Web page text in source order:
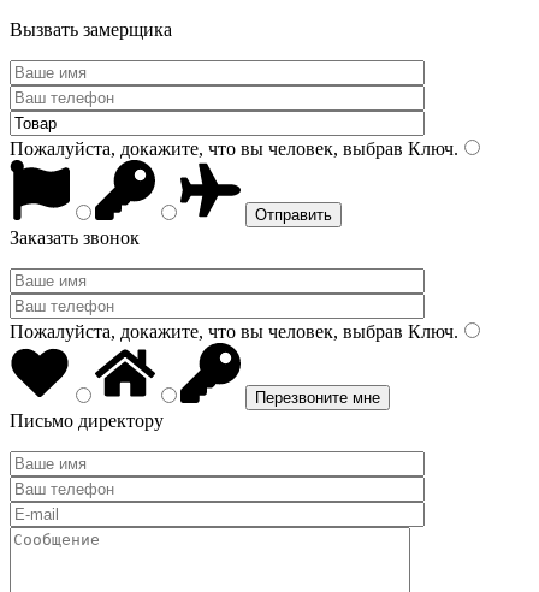
Вызвать замерщика
Пожалуйста, докажите, что вы человек, выбрав Ключ.
Заказать звонок
Пожалуйста, докажите, что вы человек, выбрав Ключ.
Письмо директору